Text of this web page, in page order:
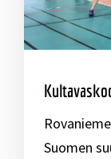
Suomen